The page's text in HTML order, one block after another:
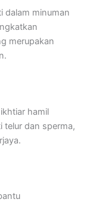
dalam minuman
merupakan
hamil
telur dan sperma,